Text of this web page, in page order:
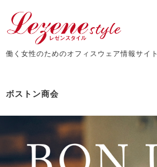
働く女性のためのオフィスウェア情報サイト
ボストン商会